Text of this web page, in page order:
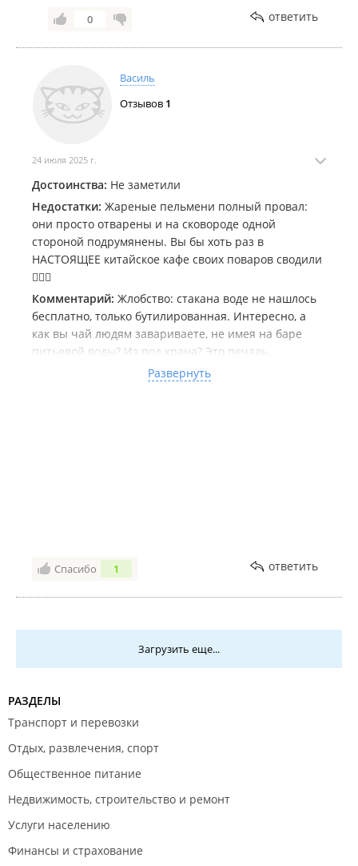
кафе, ведь именно эти люди некомпетентны и
создают полное отвращения к вам НЕ приходить.
Оставила свой номер, что бы со мной связался
перезвонил. С таким отношениям к гостям кто несет
вам выручку, желаю ,что бы админы работали в
гардеробе.
0 ответить
Василь
Отзывов 1
24 июля 2025 г.
Достоинства: Не заметили
Недостатки: Жареные пельмени полный провал:
они просто отварены и на сковороде одной
стороной подрумянены. Вы бы хоть раз в
НАСТОЯЩЕЕ китайское кафе своих поваров сводили
🤦🏽‍♂️
Комментарий: Жлобство: стакана воде не нашлось
бесплатно, только бутилированная. Интересно, а
как вы чай людям завариваете, не имея на баре
питьевой воды? Из под крана? Это печаль.
Двойные бухгалтерии, с оплатой проблемы. Админ
Развернуть
Спасибо 1 ответить
Загрузить еще...
РАЗДЕЛЫ
Транспорт и перевозки
Отдых, развлечения, спорт
Общественное питание
Недвижимость, строительство и ремонт
Услуги населению
Финансы и страхование